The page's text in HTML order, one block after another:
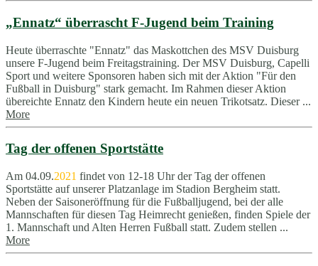
„Ennatz“ überrascht F-Jugend beim Training
Heute überraschte "Ennatz" das Maskottchen des MSV Duisburg
unsere F-Jugend beim Freitagstraining. Der MSV Duisburg, Capelli
Sport und weitere Sponsoren haben sich mit der Aktion "Für den
Fußball in Duisburg" stark gemacht. Im Rahmen dieser Aktion
übereichte Ennatz den Kindern heute ein neuen Trikotsatz. Dieser ...
More
Tag der offenen Sportstätte
Am 04.09.2021 findet von 12-18 Uhr der Tag der offenen
Sportstätte auf unserer Platzanlage im Stadion Bergheim statt.
Neben der Saisoneröffnung für die Fußballjugend, bei der alle
Mannschaften für diesen Tag Heimrecht genießen, finden Spiele der
1. Mannschaft und Alten Herren Fußball statt. Zudem stellen ...
More